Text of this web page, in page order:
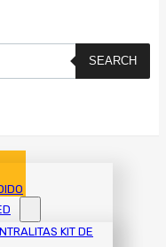
SEARCH
KIT DE